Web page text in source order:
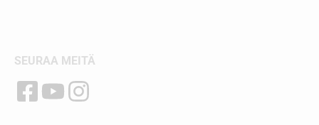
SEURAA MEITÄ